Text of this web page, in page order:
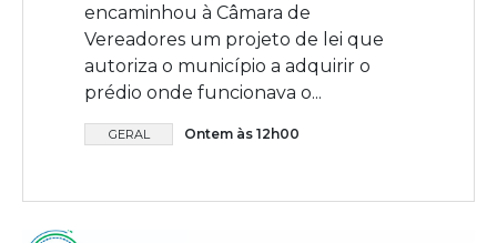
encaminhou à Câmara de
Vereadores um projeto de lei que
autoriza o município a adquirir o
prédio onde funcionava o...
GERAL Ontem às 12h00